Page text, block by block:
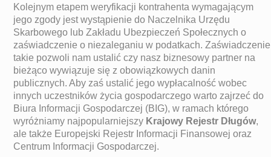
Kolejnym etapem weryfikacji kontrahenta wymagającym
jego zgody jest wystąpienie do Naczelnika Urzędu
Skarbowego lub Zakładu Ubezpieczeń Społecznych o
zaświadczenie o niezaleganiu w podatkach. Zaświadczenie
takie pozwoli nam ustalić czy nasz biznesowy partner na
bieżąco wywiązuje się z obowiązkowych danin
publicznych. Aby zaś ustalić jego wypłacalność wobec
innych uczestników życia gospodarczego warto zajrzeć do
Biura Informacji Gospodarczej (BIG), w ramach którego
wyróżniamy najpopularniejszy Krajowy Rejestr Długów,
ale także Europejski Rejestr Informacji Finansowej oraz
Centrum Informacji Gospodarczej.